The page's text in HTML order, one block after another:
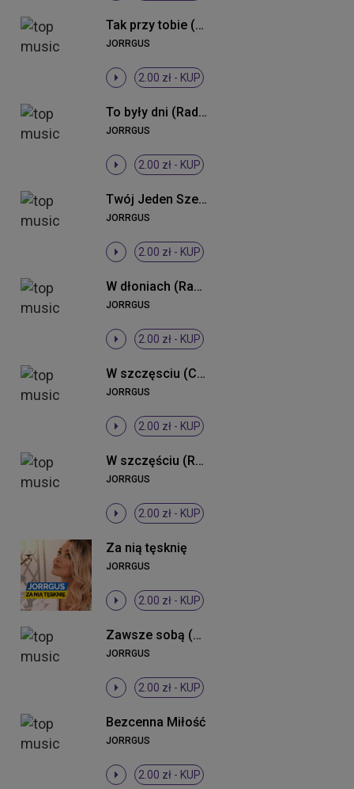
Tak przy tobie (Radio Edit)
JORRGUS
2.00 zł - KUP
To były dni (Radio Edit)
JORRGUS
2.00 zł - KUP
Twój Jeden Szept
JORRGUS
2.00 zł - KUP
W dłoniach (Radio Edit)
JORRGUS
2.00 zł - KUP
W szczęsciu (Crump Remix Radio)
JORRGUS
2.00 zł - KUP
W szczęściu (Radio Edit)
JORRGUS
2.00 zł - KUP
Za nią tęsknię
JORRGUS
2.00 zł - KUP
Zawsze sobą (Radio Edit)
JORRGUS
2.00 zł - KUP
Bezcenna Miłość
JORRGUS
2.00 zł - KUP